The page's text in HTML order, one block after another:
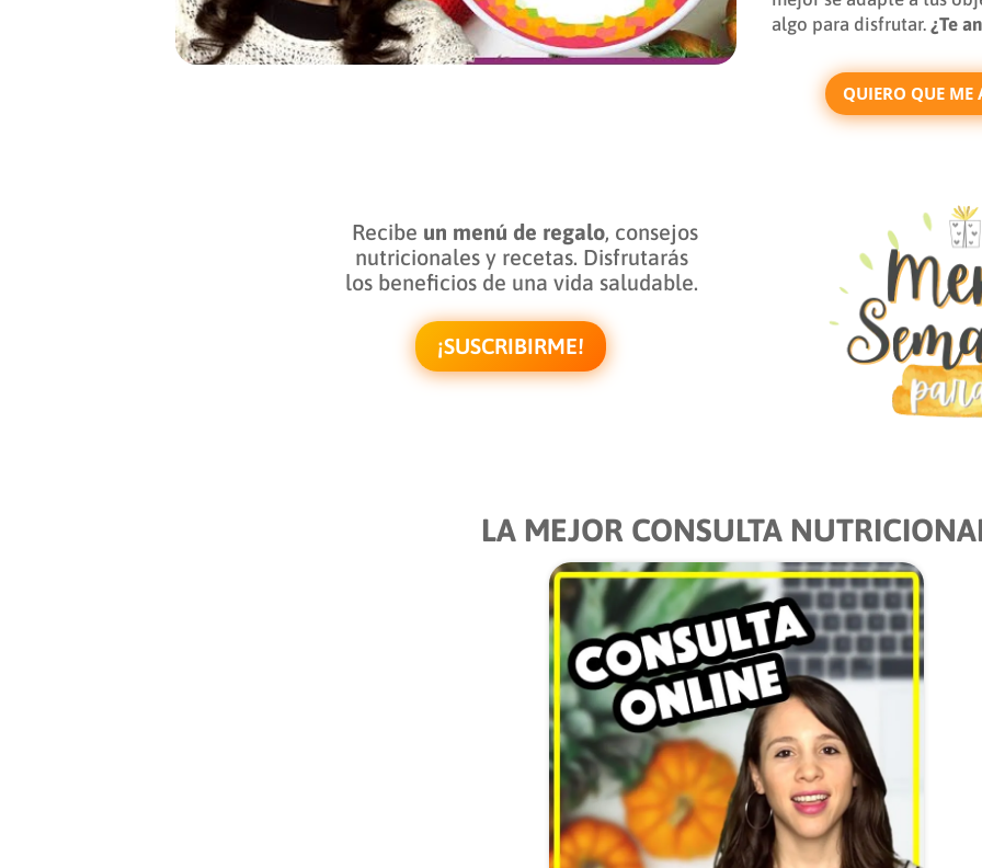
algo para disfrutar. ¿Te
QUIERO QUE ME
Recibe un menú de regalo, consejos
nutricionales y recetas. Disfrutarás
los beneficios de una vida saludable.
¡SUSCRIBIRME!
LA MEJOR CONSULTA